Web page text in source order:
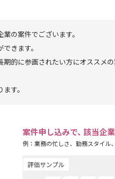
の案件でございます。
きます。
期的に参画されたい方にオススメ
す。
案件申し込みで､ 該当企
例：業務の忙しさ、勤務スタイル